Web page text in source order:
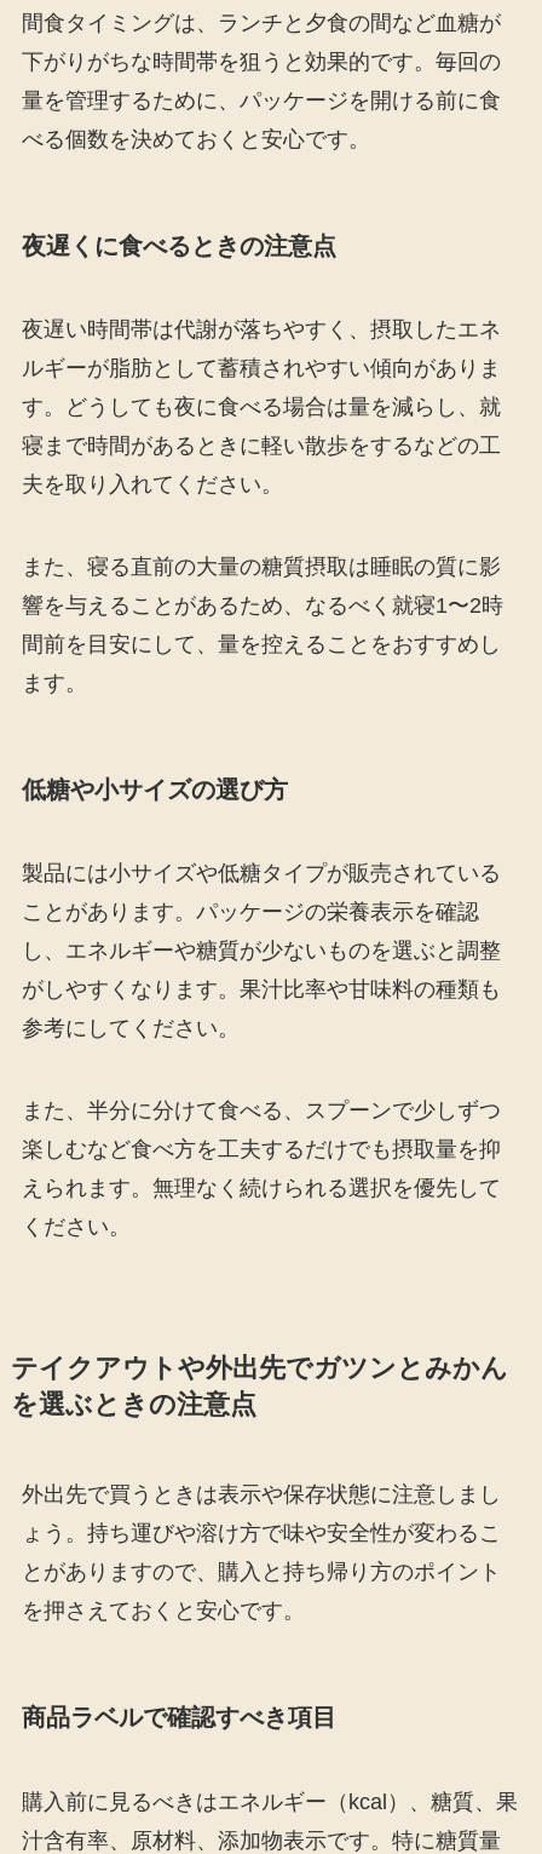
間食タイミングは、ランチと夕食の間など血糖が
下がりがちな時間帯を狙うと効果的です。毎回の
量を管理するために、パッケージを開ける前に食
べる個数を決めておくと安心です。
夜遅くに食べるときの注意点
夜遅い時間帯は代謝が落ちやすく、摂取したエネ
ルギーが脂肪として蓄積されやすい傾向がありま
す。どうしても夜に食べる場合は量を減らし、就
寝まで時間があるときに軽い散歩をするなどの工
夫を取り入れてください。
また、寝る直前の大量の糖質摂取は睡眠の質に影
響を与えることがあるため、なるべく就寝1〜2時
間前を目安にして、量を控えることをおすすめし
ます。
低糖や小サイズの選び方
製品には小サイズや低糖タイプが販売されている
ことがあります。パッケージの栄養表示を確認
し、エネルギーや糖質が少ないものを選ぶと調整
がしやすくなります。果汁比率や甘味料の種類も
参考にしてください。
また、半分に分けて食べる、スプーンで少しずつ
楽しむなど食べ方を工夫するだけでも摂取量を抑
えられます。無理なく続けられる選択を優先して
ください。
テイクアウトや外出先でガツンとみかん
を選ぶときの注意点
外出先で買うときは表示や保存状態に注意しまし
ょう。持ち運びや溶け方で味や安全性が変わるこ
とがありますので、購入と持ち帰り方のポイント
を押さえておくと安心です。
商品ラベルで確認すべき項目
購入前に見るべきはエネルギー（kcal）、糖質、果
汁含有率、原材料、添加物表示です。特に糖質量